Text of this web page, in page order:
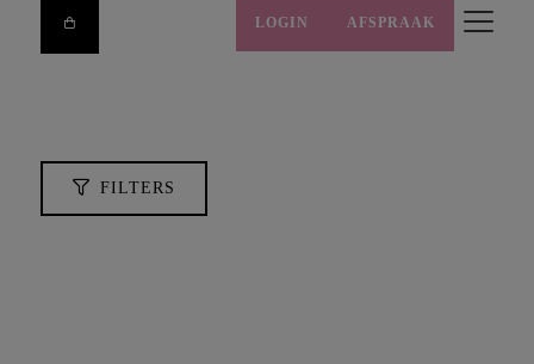
LOGIN AFSPRAAK
FILTERS
FILTERS
PRIJS
8,00